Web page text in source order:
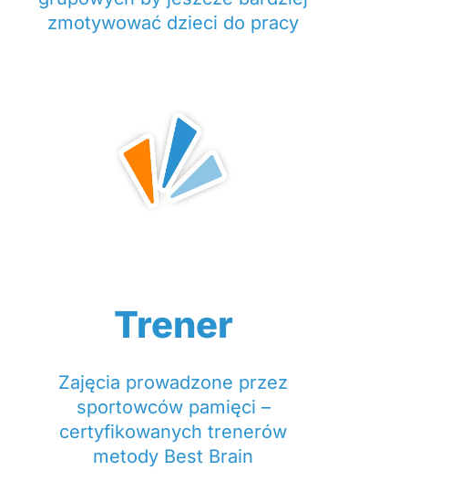
zmotywować dzieci do pracy​
Trener
Zajęcia prowadzone przez
sportowców pamięci –
certyfikowanych trenerów
metody Best Brain